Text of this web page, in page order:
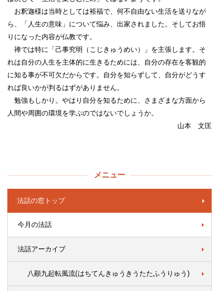
お釈迦様は当時としては裕福で、何不自由ない生活を送りなが
ら、「人生の意味」について悩み、出家されました。そしてお悟
りになった内容が仏教です。
禅では特に「己事究明（こじきゅうめい）」を主張します。そ
れは自分の人生を主体的に生きるためには、自分の存在を客観的
に知る事が不可欠だからです。自分を知らずして、自分がどうす
れば良いかが判るはずがありません。
勉強もしかり。やはり自分を知るために、さまざまな方面から
人間や周囲の環境を学ぶのではないでしょうか。
山本 文匡
メニュー
法話の窓トップ
今月の法話
法話アーカイブ
八顚九起転風流(はちてんきゅうきうたたふうりゅう)